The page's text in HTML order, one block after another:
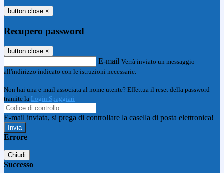
button close ×
Recupero password
button close ×
E-mail Verrà inviato un messaggio
all'indirizzo indicato con le istruzioni necessarie.
Non hai una e-mail associata al nome utente? Effettua il reset della password
tramite la Login Spaggiari
E-mail inviata, si prega di controllare la casella di posta elettronica!
Errore
Chiudi
Successo